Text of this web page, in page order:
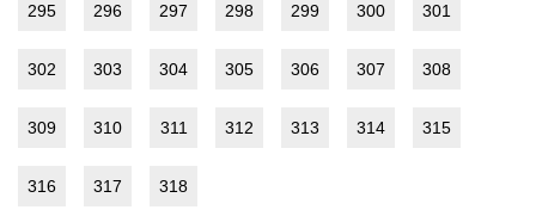
295 296 297 298 299 300 301
302 303 304 305 306 307 308
309 310 311 312 313 314 315
316 317 318